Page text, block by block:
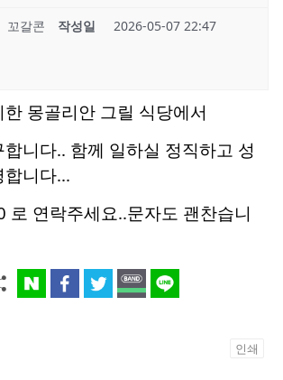
꼬갈콘 작성일 2026-05-07 22:47
몽골리안 그릴 식당에서
니다.. 함께 일하실 정직하고 성
니다...
로 연락주세요..문자도 괜찬습니
인쇄